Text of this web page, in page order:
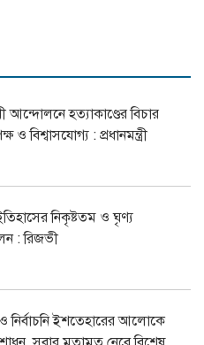
আন্দোলনে হত্যাকাণ্ডের বিচার
ও বিশ্বাসযোগ্য : প্রধানমন্ত্রী
নিকৃষ্টতম ও ঘৃণ্য
: রিজভী
ইশতেহারের আলোকে